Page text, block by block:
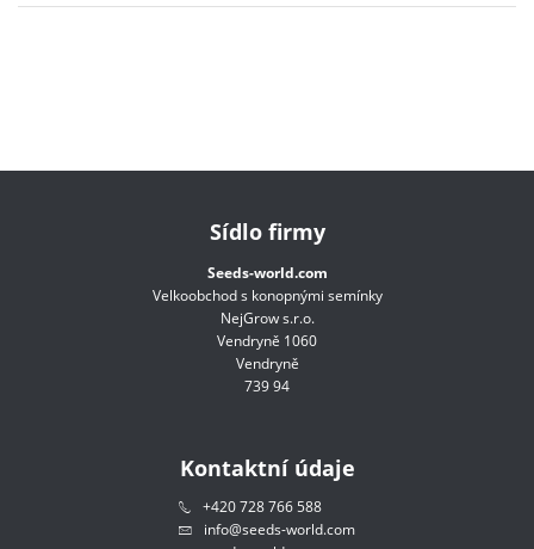
Sídlo firmy
Seeds-world.com
Velkoobchod s konopnými semínky
NejGrow s.r.o.
Vendryně 1060
Vendryně
739 94
Kontaktní údaje
+420 728 766 588
info@seeds-world.com